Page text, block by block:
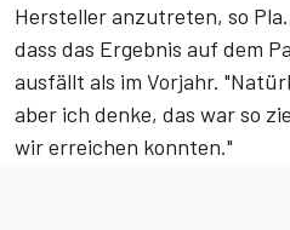
Hersteller anzutreten, so
dass das Ergebnis auf dem
ausfällt als im Vorjahr.
aber ich denke, das war so
wir erreichen konnten."